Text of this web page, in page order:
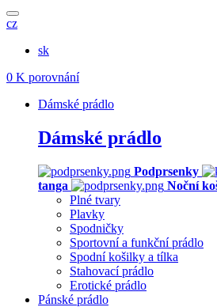
cz
sk
0 K porovnání
Dámské prádlo
Dámské prádlo
Podprsenky
tanga
Noční
Plné tvary
Plavky
Spodničky
Sportovní a funkční prádlo
Spodní košilky a tílka
Stahovací prádlo
Erotické prádlo
Pánské prádlo